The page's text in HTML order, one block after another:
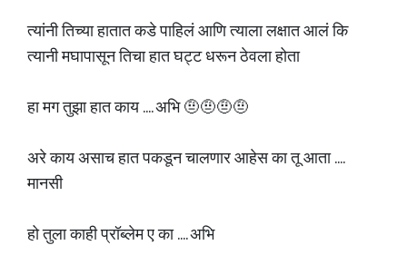
त्यांनी तिच्या हातात कडे पाहिलं आणि त्याला लक्षात आलं कि
त्यानी मघापासून तिचा हात घट्ट धरून ठेवला होता
हा मग तुझा हात काय .... अभि 🤨🤨🤨🤨
अरे काय असाच हात पकडून चालणार आहेस का तू आता ....
मानसी
हो तुला काही प्रॉब्लेम ए का .... अभि